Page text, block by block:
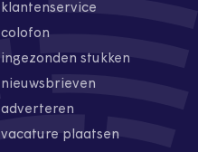
klantenservice
colofon
ingezonden stukken
nieuwsbrieven
adverteren
vacature plaatsen